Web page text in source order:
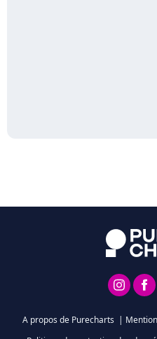
A propos de Purecharts |